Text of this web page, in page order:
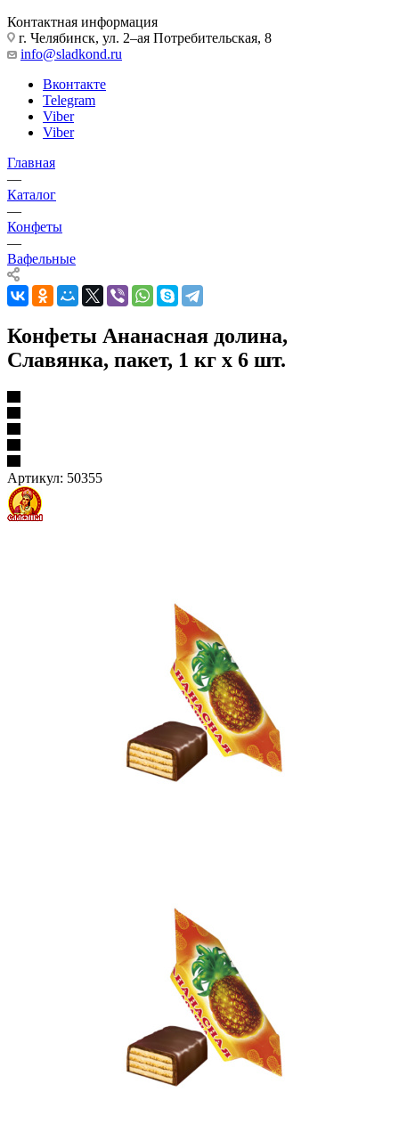
Контактная информация
г. Челябинск, ул. 2–ая Потребительская, 8
info@sladkond.ru
Вконтакте
Telegram
Viber
Viber
Главная
—
Каталог
—
Конфеты
—
Вафельные
Конфеты Ананасная долина,
Славянка, пакет, 1 кг х 6 шт.
Артикул: 50355